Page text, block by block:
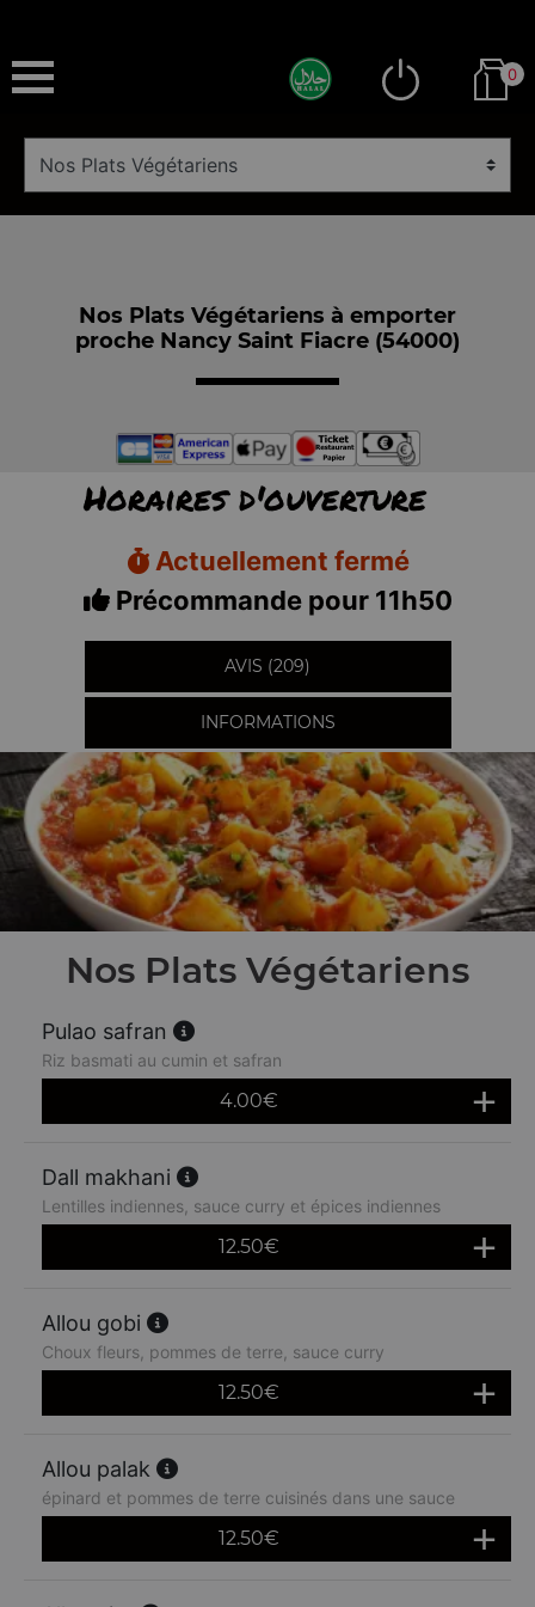
0
Nos Plats Végétariens à emporter
proche Nancy Saint Fiacre (54000)
Horaires d'ouverture
Actuellement fermé
Précommande pour 11h50
AVIS (209)
INFORMATIONS
Nos Plats Végétariens
Pulao safran
Riz basmati au cumin et safran
4.00€
Dall makhani
Lentilles indiennes, sauce curry et épices indiennes
12.50€
Allou gobi
Choux fleurs, pommes de terre, sauce curry
12.50€
Allou palak
épinard et pommes de terre cuisinés dans une sauce
12.50€